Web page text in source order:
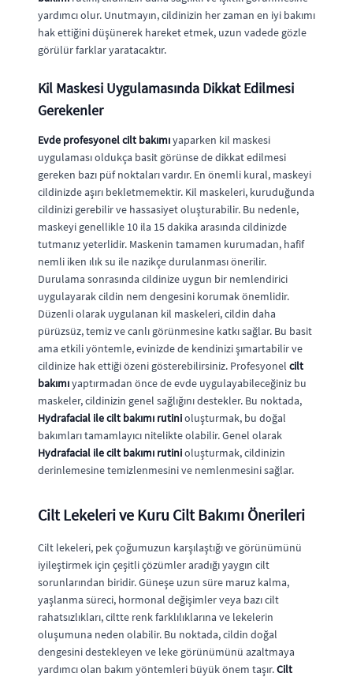
yardımcı olur. Unutmayın, cildinizin her zaman en iyi bakımı
hak ettiğini düşünerek hareket etmek, uzun vadede gözle
görülür farklar yaratacaktır.
Kil Maskesi Uygulamasında Dikkat Edilmesi
Gerekenler
Evde profesyonel cilt bakımıyaparken kil maskesi
uygulaması oldukça basit görünse de dikkat edilmesi
gereken bazı püf noktaları vardır. En önemli kural, maskeyi
cildinizde aşırı bekletmemektir. Kil maskeleri, kuruduğunda
cildinizi gerebilir ve hassasiyet oluşturabilir. Bu nedenle,
maskeyi genellikle 10 ila 15 dakika arasında cildinizde
tutmanız yeterlidir. Maskenin tamamen kurumadan, hafif
nemli iken ılık su ile nazikçe durulanması önerilir.
Durulama sonrasında cildinize uygun bir nemlendirici
uygulayarak cildin nem dengesini korumak önemlidir.
Düzenli olarak uygulanan kil maskeleri, cildin daha
pürüzsüz, temiz ve canlı görünmesine katkı sağlar. Bu basit
ama etkili yöntemle, evinizde de kendinizi şımartabilir ve
cildinize hak ettiği özeni gösterebilirsiniz. Profesyonel cilt
bakımıyaptırmadan önce de evde uygulayabileceğiniz bu
maskeler, cildinizin genel sağlığını destekler. Bu noktada,
Hydrafacial ile cilt bakımı rutinioluşturmak, bu doğal
bakımları tamamlayıcı nitelikte olabilir. Genel olarak
Hydrafacial ile cilt bakımı rutinioluşturmak, cildinizin
derinlemesine temizlenmesini ve nemlenmesini sağlar.
Cilt Lekeleri ve Kuru Cilt Bakımı Önerileri
Cilt lekeleri, pek çoğumuzun karşılaştığı ve görünümünü
iyileştirmek için çeşitli çözümler aradığı yaygın cilt
sorunlarından biridir. Güneşe uzun süre maruz kalma,
yaşlanma süreci, hormonal değişimler veya bazı cilt
rahatsızlıkları, ciltte renk farklılıklarına ve lekelerin
oluşumuna neden olabilir. Bu noktada, cildin doğal
dengesini destekleyen ve leke görünümünü azaltmaya
yardımcı olan bakım yöntemleri büyük önem taşır.Cilt